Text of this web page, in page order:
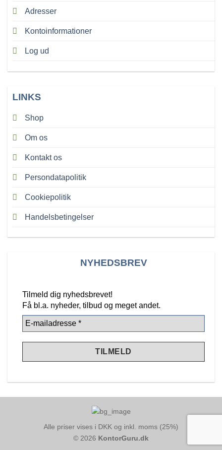
Adresser
Kontoinformationer
Log ud
LINKS
Shop
Om os
Kontakt os
Persondatapolitik
Cookiepolitik
Handelsbetingelser
NYHEDSBREV
Tilmeld dig nyhedsbrevet!
Få bl.a. nyheder, tilbud og meget andet.
Alle priser vises i DKK og inkl. moms (25%)
© 2026 KontorGuru.dk